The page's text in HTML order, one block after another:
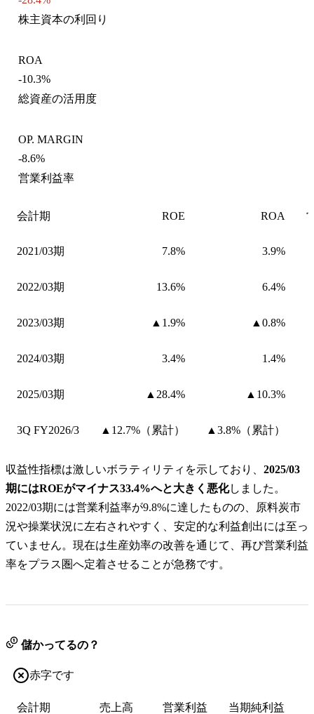
株主資本の利回り
ROA
-10.3%
総資産の活用度
OP. MARGIN
-8.6%
営業利益率
会計期 ROE ROA
2021/03期 7.8% 3.9%
2022/03期 13.6% 6.4%
2023/03期 ▲1.9% ▲0.8%
2024/03期 3.4% 1.4%
2025/03期 ▲28.4% ▲10.3%
3Q FY2026/3 ▲12.7%（累計） ▲3.8%（累計）
収益性指標は激しいボラティリティを示しており、 2025/03
期にはROEがマイナス33.4%へと大きく悪化しました。
2022/03期には営業利益率が9.8%に達したものの、原料炭市
況や操業状況に左右されやすく、安定的な利益創出には至っ
ていません。現在は生産効率の改善を通じて、再び営業利益
率をプラス圏へ定着させることが急務です。
儲かってるの？
赤字です
会計期 売上高 営業利益 当期純利益